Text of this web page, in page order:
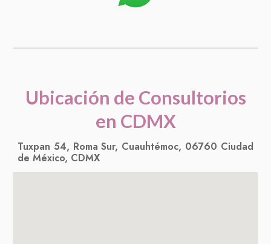
Ubicación de Consultorios
en CDMX
Tuxpan 54, Roma Sur, Cuauhtémoc, 06760 Ciudad
de México, CDMX